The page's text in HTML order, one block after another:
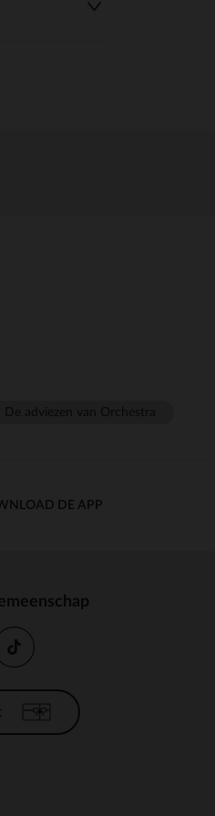
DE APP